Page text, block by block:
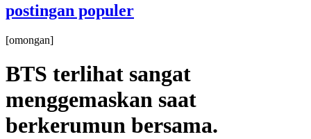
postingan populer
[omongan]
BTS terlihat sangat
menggemaskan saat
berkerumun bersama.